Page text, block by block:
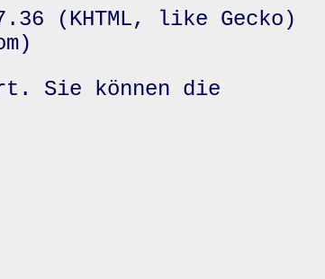
(KHTML, like Gecko)
Sie können die